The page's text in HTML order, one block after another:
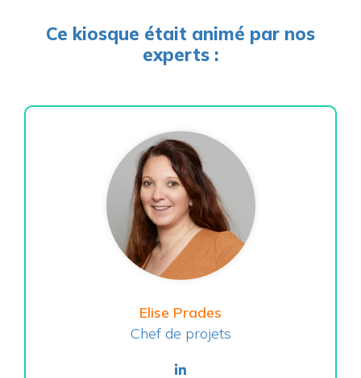
Ce kiosque était animé par nos
experts :
Elise Prades
Chef de projets
linkedin